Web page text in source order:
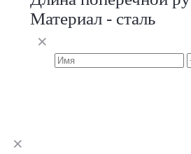
Материал - сталь